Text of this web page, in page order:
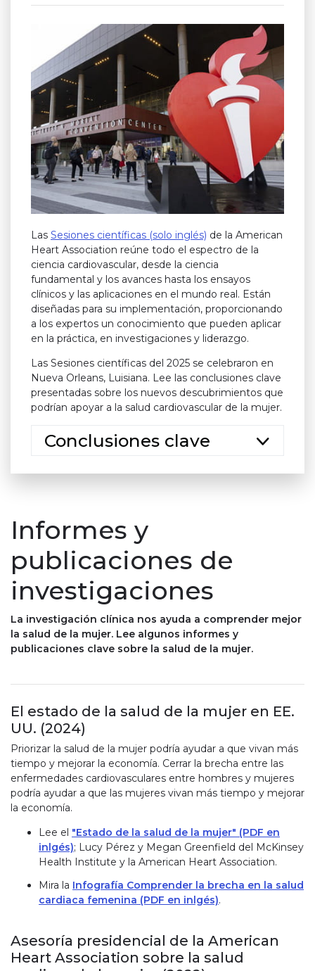
Las Sesiones científicas (solo inglés) de la American
Heart Association reúne todo el espectro de la
ciencia cardiovascular, desde la ciencia
fundamental y los avances hasta los ensayos
clínicos y las aplicaciones en el mundo real. Están
diseñadas para su implementación, proporcionando
a los expertos un conocimiento que pueden aplicar
en la práctica, en investigaciones y liderazgo.
Las Sesiones científicas del 2025 se celebraron en
Nueva Orleans, Luisiana. Lee las conclusiones clave
presentadas sobre los nuevos descubrimientos que
podrían apoyar a la salud cardiovascular de la mujer.
Conclusiones clave
Informes y
publicaciones de
investigaciones
La investigación clínica nos ayuda a comprender mejor
la salud de la mujer. Lee algunos informes y
publicaciones clave sobre la salud de la mujer.
El estado de la salud de la mujer en EE.
UU. (2024)
Priorizar la salud de la mujer podría ayudar a que vivan más
tiempo y mejorar la economía. Cerrar la brecha entre las
enfermedades cardiovasculares entre hombres y mujeres
podría ayudar a que las mujeres vivan más tiempo y mejorar
la economía.
Lee el "Estado de la salud de la mujer" (PDF en
inlgés); Lucy Pérez y Megan Greenfield del McKinsey
Health Institute y la American Heart Association.
Mira la Infografía Comprender la brecha en la salud
cardiaca femenina (PDF en inlgés).
Asesoría presidencial de la American
Heart Association sobre la salud